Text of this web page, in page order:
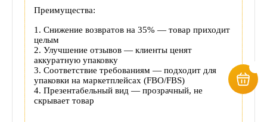
Преимущества:
1. Снижение возвратов на 35% — товар приходит
целым
2. Улучшение отзывов — клиенты ценят
аккуратную упаковку
3. Соответствие требованиям — подходит для
упаковки на маркетплейсах (FBO/FBS)
4. Презентабельный вид — прозрачный, не
скрывает товар